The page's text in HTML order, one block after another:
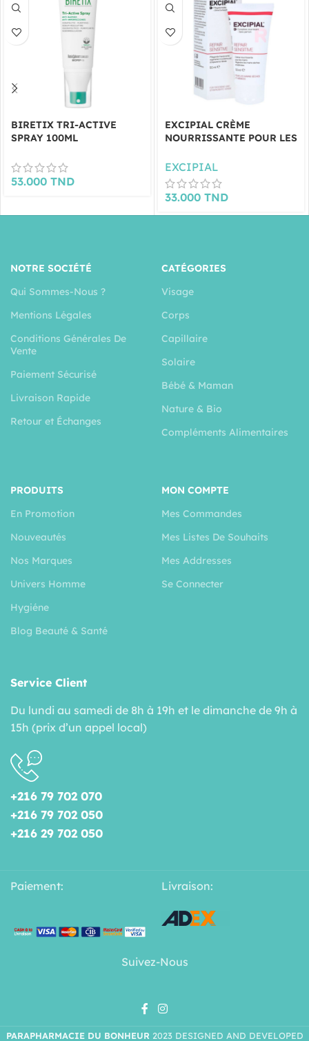
BIRETIX TRI-ACTIVE
SPRAY 100ML
53.000 TND
EXCIPIAL CRÈME
NOURRISSANTE POUR LES
EXCIPIAL
33.000 TND
NOTRE SOCIÉTÉ
Qui Sommes-Nous ?
Mentions Légales
Conditions Générales De
Vente
Paiement Sécurisé
Livraison Rapide
Retour et Échanges
CATÉGORIES
Visage
Corps
Capillaire
Solaire
Bébé & Maman
Nature & Bio
Compléments Alimentaires
PRODUITS
En Promotion
Nouveautés
Nos Marques
Univers Homme
Hygiéne
Blog Beauté & Santé
MON COMPTE
Mes Commandes
Mes Listes De Souhaits
Mes Addresses
Se Connecter
Service Client
Du lundi au samedi de 8h à 19h et le dimanche de 9h à
15h (prix d’un appel local)
+216 79 702 070
+216 79 702 050
+216 29 702 050
Paiement: Livraison:
Suivez-Nous
PARAPHARMACIE DU BONHEUR 2023 DESIGNED AND DEVELOPED